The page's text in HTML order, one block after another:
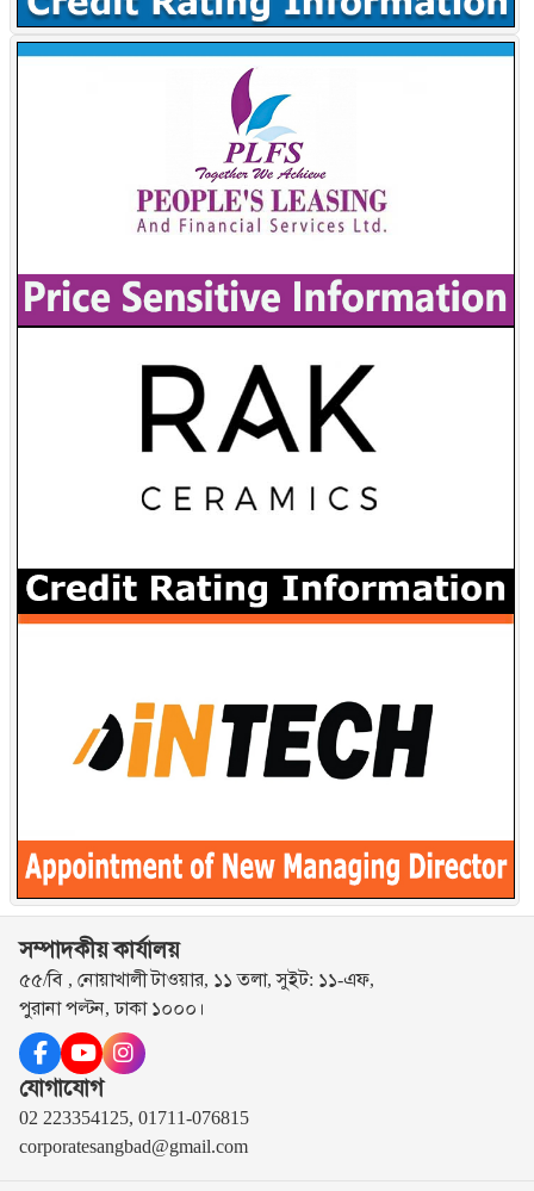
সম্পাদকীয় কার্যালয়
৫৫/বি , নোয়াখালী টাওয়ার, ১১ তলা, সুইট: ১১-এফ,
পুরানা পল্টন, ঢাকা ১০০০।
যোগাযোগ
02 223354125, 01711-076815
corporatesangbad@gmail.com